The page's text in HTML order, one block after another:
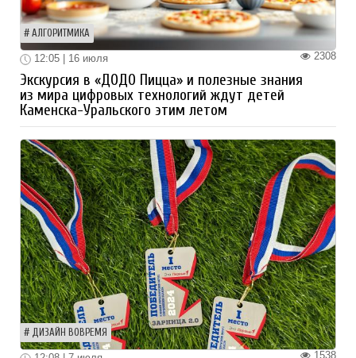
АЛГОРИТМИКА
2308
12:05 | 16 июля
Экскурсия в «ДОДО Пицца» и полезные знания
из мира цифровых технологий ждут детей
Каменска-Уральского этим летом
ДИЗАЙН ВОВРЕМЯ
1538